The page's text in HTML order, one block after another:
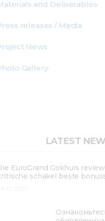
and Deliverables
releases / Media
News
Gallery
LATEST
EuroGrand Gokhuis
schakel beste